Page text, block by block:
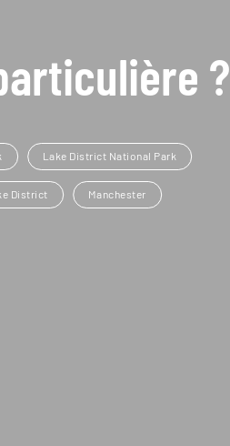
?
Lake District National Park
District Manchester